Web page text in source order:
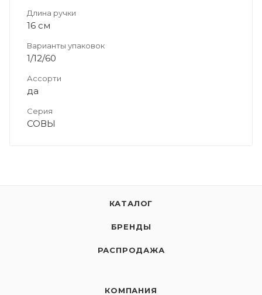
Длина ручки
16 см
Варианты упаковок
1/12/60
Ассорти
да
Серия
СОВЫ
КАТАЛОГ
БРЕНДЫ
РАСПРОДАЖА
КОМПАНИЯ